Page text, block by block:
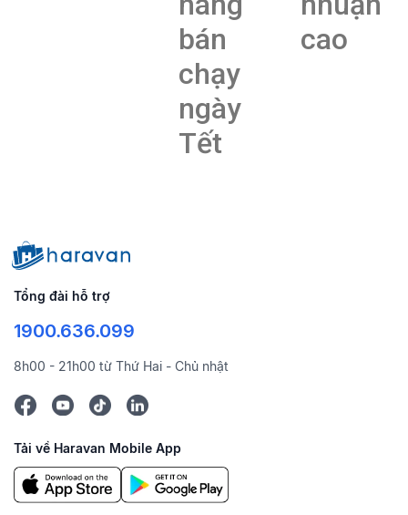
bán
chạy
ngày
Tết
cao
Tổng đài hỗ trợ
1900.636.099
8h00 - 21h00 từ Thứ Hai - Chủ nhật
Tải về Haravan Mobile App